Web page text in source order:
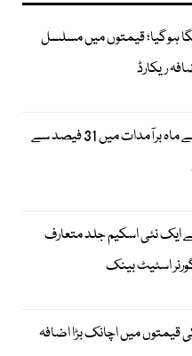
ہوگیا؛ قیمتوں میں مسلسل
ریکارڈ
مالی سال کے پہلے ماہ برآمدات میں 31 فیصد سے
ایک نئی اسکیم جلد متعارف
اسٹیٹ بینک
قیمتوں میں اچانک بڑا اضافہ